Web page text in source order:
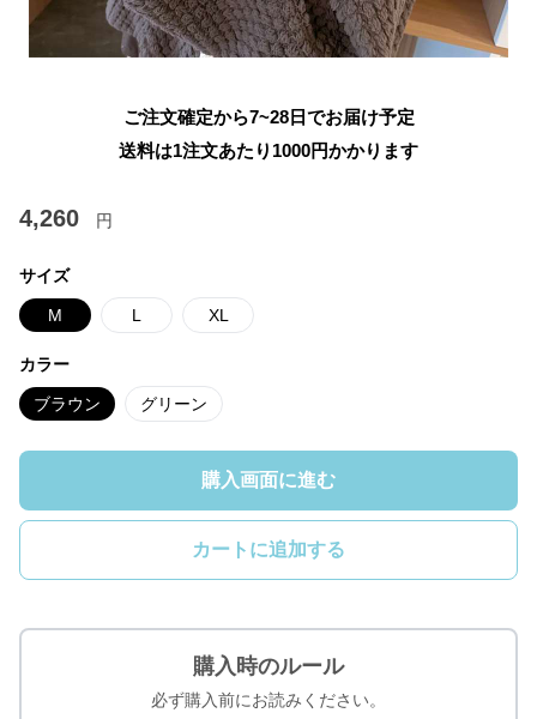
ご注文確定から7~28日でお届け予定
送料は1注文あたり 1000円かかります
4,260 円
サイズ
M L XL
カラー
ブラウン グリーン
購入画面に進む
カートに追加する
購入時のルール
必ず購入前にお読みください。